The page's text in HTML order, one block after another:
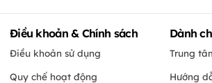
Điều khoản & Chính sách
Điều khoản sử dụng
Quy chế hoạt động
Dành
Trung
Hướng